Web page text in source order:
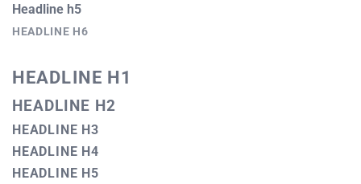
Headline h5
HEADLINE H6
HEADLINE H1
HEADLINE H2
HEADLINE H3
HEADLINE H4
HEADLINE H5